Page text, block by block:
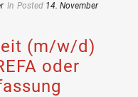
In Posted 14. November
(m/w/d)
oder